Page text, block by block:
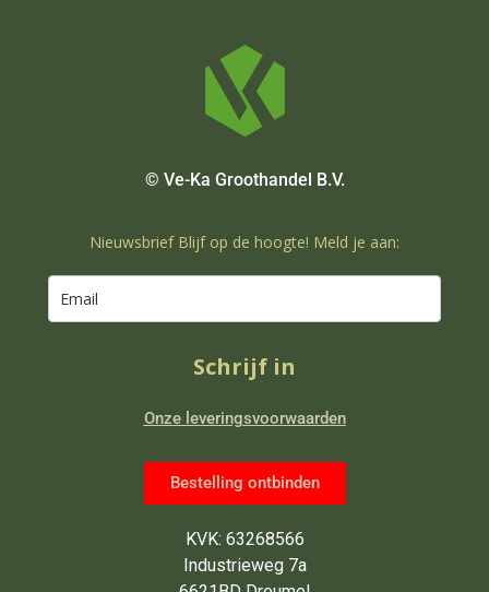
© Ve-Ka Groothandel B.V.
Nieuwsbrief Blijf op de hoogte! Meld je aan:
Schrijf in
Onze leveringsvoorwaarden
Bestelling ontbinden
KVK: 63268566
Industrieweg 7a